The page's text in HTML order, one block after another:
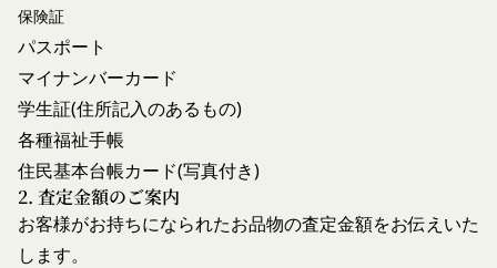
保険証
パスポート
マイナンバーカード
学生証(住所記入のあるもの)
各種福祉手帳
住民基本台帳カード(写真付き)
2. 査定金額のご案内
お客様がお持ちになられたお品物の査定金額をお伝えいた
します。
防ぐため、セキュリティーの維持に努めます。ま
た、当社は、当社の通常の事業運営に照らして当社
が不要と判断した場合、お客様から取得したお客様
情報を安全かつ合理的な方法で消去します。
第三者への提供等
当社は、以下の場合、お客様情報を第三者と共有す
ることがあります。（以下、当社がお客様情報を提
供した相手方を「提供先」といいます。）
お客様の同意を得た場合
なします。
当社が提供する本サービス以外のサービス又は提携
パートナーが提供するサービスについては、各サー
ビスに定められる利用規約等に従ってご利用くださ
い。
本契約において使用される以下の各用語は各々以下
に定める意味を有します。
第3条（提供されるサービス）
当社が提供する本サービスは、次の各号に掲げるサ